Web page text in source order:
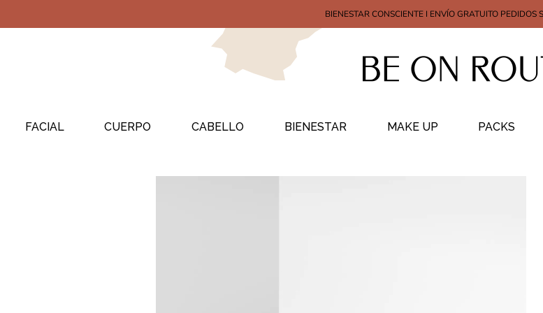
BIENESTAR CONSCIENTE I ENVÍO GRATUITO PEDIDOS
FACIAL CUERPO CABELLO BIENESTAR MAKE UP PACKS